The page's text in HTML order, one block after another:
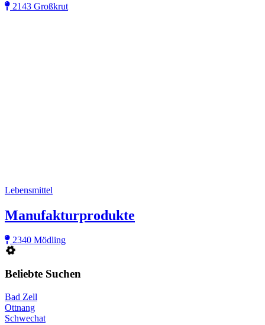
2143 Großkrut
Lebensmittel
Manufakturprodukte
2340 Mödling
Beliebte Suchen
Bad Zell
Ottnang
Schwechat